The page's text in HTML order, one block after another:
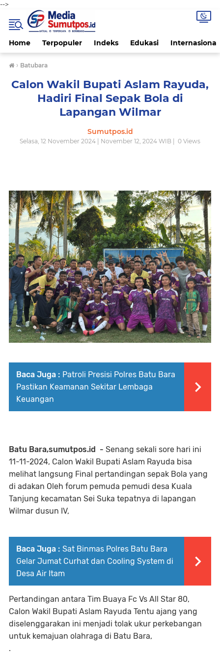
-->
Home Terpopuler Indeks Edukasi Internasional
› Batubara
Calon Wakil Bupati Aslam Rayuda,
Hadiri Final Sepak Bola di
Lapangan Wilmar
Sumutpos.id
Selasa, 12 November 2024 | November 12, 2024 WIB | 0 Views
Baca Juga : Patroli Presisi Polres Batu Bara
Pastikan Keamanan Sekitar Lembaga
Keuangan
Batu Bara,sumutpos.id - Senang sekali sore hari ini
11-11-2024, Calon Wakil Bupati Aslam Rayuda bisa
melihat langsung Final pertandingan sepak Bola yang
di adakan Oleh forum pemuda pemudi desa Kuala
Tanjung kecamatan Sei Suka tepatnya di lapangan
Wilmar dusun IV,
Baca Juga : Sat Binmas Polres Batu Bara
Gelar Jumat Curhat dan Cooling System di
Desa Air Itam
Pertandingan antara Tim Buaya Fc Vs All Star 80,
Calon Wakil Bupati Aslam Rayuda Tentu ajang yang
diselenggarakan ini menjadi tolak ukur perkebangan
untuk kemajuan olahraga di Batu Bara,
.